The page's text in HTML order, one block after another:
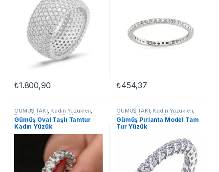
₺1.800,90
Bu ürünün birden fazla varyasyonu var. Seçenekler ürün
₺454,37
Bu ürünün birden fazla
GÜMÜŞ TAKI, Kadın Yüzükleri,
Tamtur Yüzükler, Yüzük
Gümüş Oval Taşlı Tamtur
Kadın Yüzük
GÜMÜŞ TAKI, Kadın Yüzükleri,
Tamtur Yüzükler, Yüzük
Gümüş Pırlanta Model Tam
Tur Yüzük